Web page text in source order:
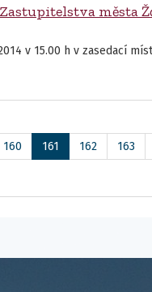
Zastupitelstva města
v 15.00 h v zasedací
160 161 162 163